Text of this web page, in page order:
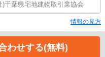
)千葉県宅地建物取引業協会
情報の見方
わせする(無料)